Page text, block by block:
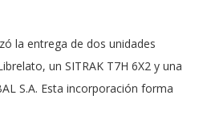
la entrega de dos unidades
un SITRAK T7H 6X2 y una
S.A. Esta incorporación forma